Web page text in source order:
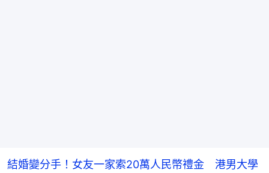
結婚變分手！女友一家索20萬人民幣禮金 港男大學